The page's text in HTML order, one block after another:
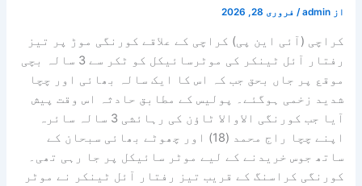
از admin
/ فروری 28, 2026
کراچی (آئی این پی) کراچی کے علاقے کورنگی موڑ پر تیز
رفتار آئل ٹینکر کی موٹرسائیکل کو ٹکر سے 3 سالہ بچی
موقع پر جاں بحق جب کہ اس کا ایک سالہ بھائی اور چچا
شدید زخمی ہوگئے۔ پولیس کے مطابق حادثہ اس وقت پیش
آیا جب کورنگی الاوالا ٹاؤن کی رہائشی 3 سالہ سائرہ
اپنے چچا راج محمد (18) اور چھوٹے بھائی سبحان کے
ساتھ جوس خریدنے کے لیے موٹر سائیکل پر جا رہی تھی۔
کورنگی کراسنگ کے قریب تیز رفتار آئل ٹینکر نے موٹر